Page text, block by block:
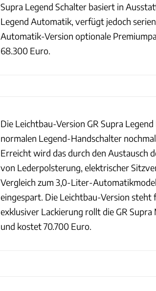
Supra Legend Schalter basiert in
Legend Automatik, verfügt jedoch
Automatik-Version optionale
68.300 Euro.
Die Leichtbau-Version GR Supra
normalen Legend-Handschalter
Erreicht wird das durch den Austausch
von Lederpolsterung, elektrischer
Vergleich zum 3,0-Liter-
eingespart. Die Leichtbau-Version
exklusiver Lackierung rollt die GR
und kostet 70.700 Euro.